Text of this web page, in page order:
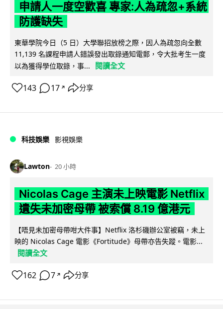
申請人一度空歡喜 專家:人為疏忽+系統
防護缺失
東華學院今日（5 日）大學聯招放榜之際，因人為疏忽向全數
11,139 名課程申請人錯誤發出取錄通知電郵，令大批考生一度
以為獲得學位取錄，事...
閱讀全文
143 17 ↗ 分享
科技娛樂 影視娛樂
Lawton 20 小時
Nicolas Cage 主演未上映電影 Netflix
遺失未加密母帶 被索償 8.19 億港元
【唔見未加密母帶咁大件事】Netflix 洛杉磯辦公室被竊，未上
映的 Nicolas Cage 電影《Fortitude》母帶亦告失蹤。電影...
閱讀全文
162 7 ↗ 分享